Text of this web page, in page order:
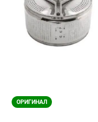
ОРИГИНАЛ